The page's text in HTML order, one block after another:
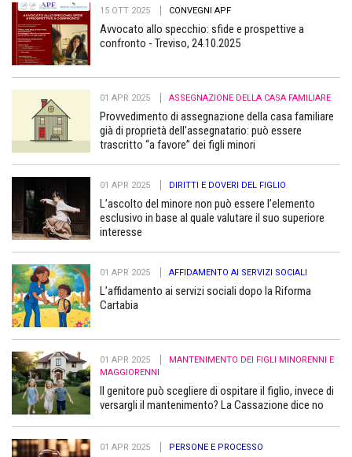
15 OTT 2025 CONVEGNI APF
Avvocato allo specchio: sfide e prospettive a
confronto - Treviso, 24.10.2025
01 APR 2025 ASSEGNAZIONE DELLA CASA FAMILIARE
Provvedimento di assegnazione della casa familiare
già di proprietà dell’assegnatario: può essere
trascritto “a favore” dei figli minori
01 APR 2025 DIRITTI E DOVERI DEL FIGLIO
L’ascolto del minore non può essere l’elemento
esclusivo in base al quale valutare il suo superiore
interesse
01 APR 2025 AFFIDAMENTO AI SERVIZI SOCIALI
L’affidamento ai servizi sociali dopo la Riforma
Cartabia
01 APR 2025
MANTENIMENTO DEI FIGLI MINORENNI E
MAGGIORENNI
Il genitore può scegliere di ospitare il figlio, invece di
versargli il mantenimento? La Cassazione dice no
01 APR 2025 PERSONE E PROCESSO